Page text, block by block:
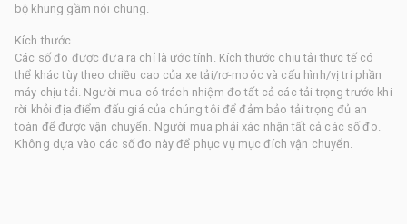
bộ khung gầm nói chung.
Kích thước
Các số đo được đưa ra chỉ là ước tính. Kích thước chịu tải thực tế có
thể khác tùy theo chiều cao của xe tải/rơ-moóc và cấu hình/vị trí phần
máy chịu tải. Người mua có trách nhiệm đo tất cả các tải trọng trước khi
rời khỏi địa điểm đấu giá của chúng tôi để đảm bảo tải trọng đủ an
toàn để được vận chuyển. Người mua phải xác nhận tất cả các số đo.
Không dựa vào các số đo này để phục vụ mục đích vận chuyển.